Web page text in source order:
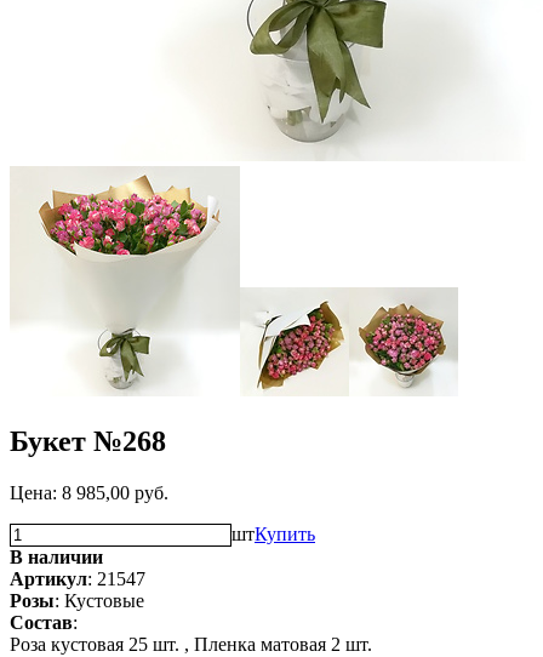
Букет №268
Цена: 8 985,00 руб.
штКупить
В наличии
Артикул: 21547
Розы: Кустовые
Состав:
Роза кустовая 25 шт. , Пленка матовая 2 шт.